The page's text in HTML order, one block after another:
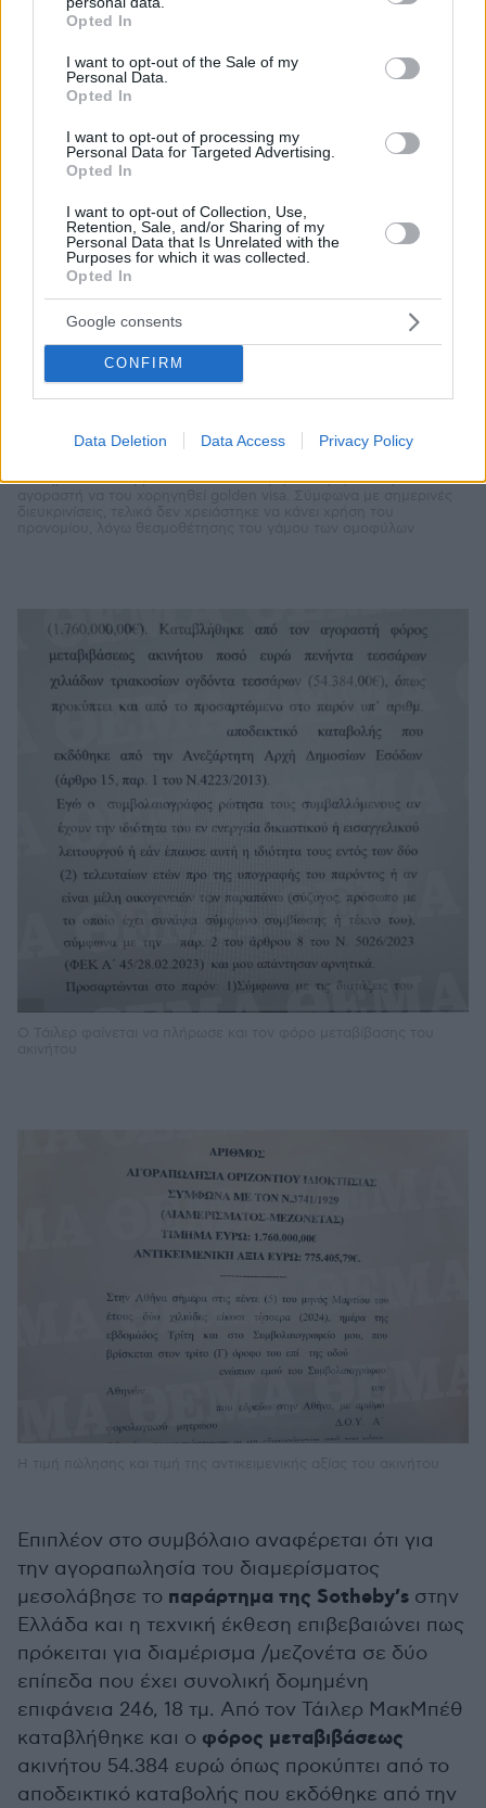
grant or deny consent to Google and its third-party tags to
use your data for below specified purposes in below Google
consent section.
Opted In
I want to opt-out of the Sale of my
Personal Data.
Opted In
I want to opt-out of processing my
Personal Data for Targeted Advertising.
Opted In
I want to opt-out of Collection, Use,
Retention, Sale, and/or Sharing of my
Personal Data that Is Unrelated with the
Purposes for which it was collected.
Opted In
Google consents
CONFIRM
Data Deletion Data Access Privacy Policy
Το σημείο του συμβολαίου όπου αναφέρεται η πρόθεση του
Επιπλέον στο συμβόλαιο αναφέρεται ότι για
την αγοραπωλησία του διαμερίσματος
μεσολάβησε το παράρτημα της Sotheby’s στην
Ελλάδα και η τεχνική έκθεση επιβεβαιώνει πως
πρόκειται για διαμέρισμα /μεζονέτα σε δύο
επίπεδα που έχει συνολική δομημένη
επιφάνεια 246, 18 τμ. Από τον Τάιλερ ΜακΜπέθ
καταβλήθηκε και ο φόρος μεταβιβάσεως
ακινήτου 54.384 ευρώ όπως προκύπτει από το
αποδεικτικό καταβολής που εκδόθηκε από την